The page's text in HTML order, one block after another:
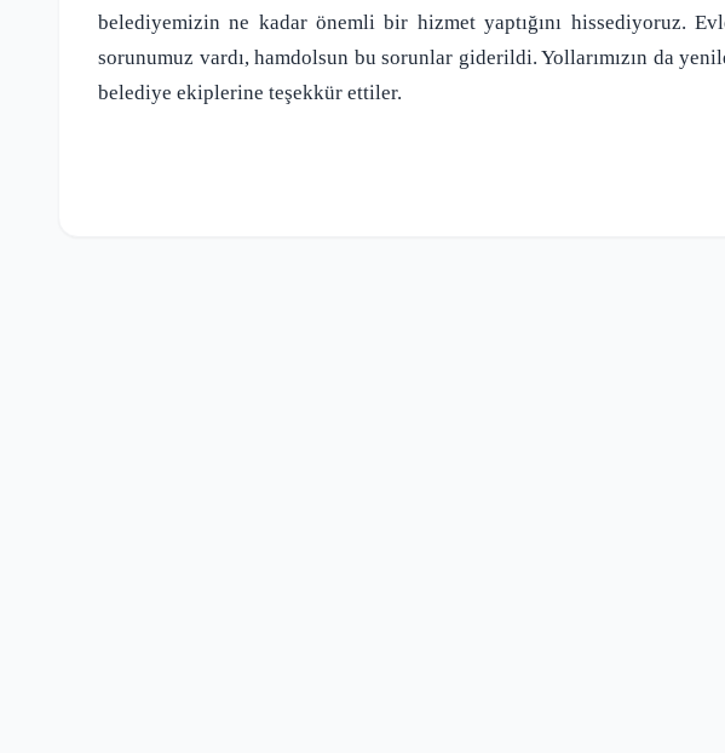
belediyemizin ne kadar önemli bir hizmet yaptığını hissediyoruz.
sorunumuz vardı, hamdolsun bu sorunlar giderildi. Yollarımızın da
belediye ekiplerine teşekkür ettiler.